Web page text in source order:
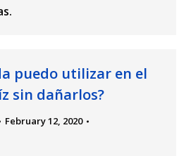
puedo utilizar en el
sin dañarlos?
February 12, 2020